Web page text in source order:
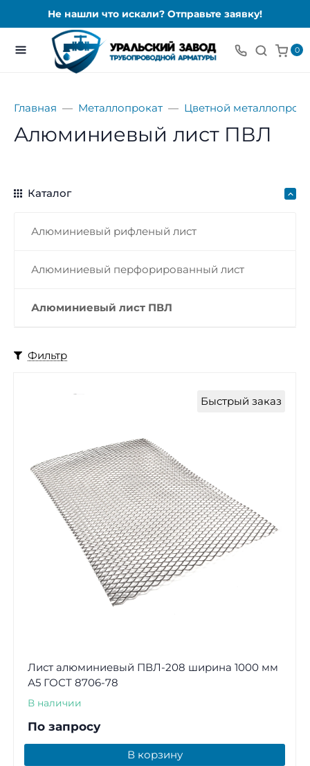
Не нашли что искали? Отправьте заявку!
0
Главная Металлопрокат Цветной
Алюминиевый лист ПВЛ
Каталог
Алюминиевый рифленый лист
Алюминиевый перфорированный лист
Алюминиевый лист ПВЛ
Фильтр
Быстрый заказ
Лист алюминиевый ПВЛ-208 ширина 1000 мм
А5 ГОСТ 8706-78
В наличии
По запросу
В корзину